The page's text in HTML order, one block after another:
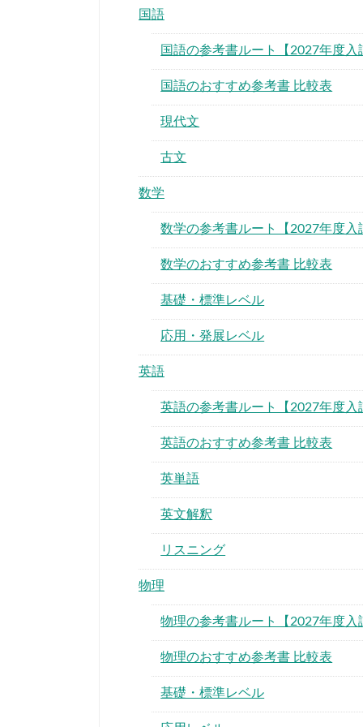
国語
国語の参考書ルート【2027年度入
国語のおすすめ参考書 比較表
現代文
古文
数学
数学の参考書ルート【2027年度入
数学のおすすめ参考書 比較表
基礎・標準レベル
応用・発展レベル
英語
英語の参考書ルート【2027年度入
英語のおすすめ参考書 比較表
英単語
英文解釈
リスニング
物理
物理の参考書ルート【2027年度入
物理のおすすめ参考書 比較表
基礎・標準レベル